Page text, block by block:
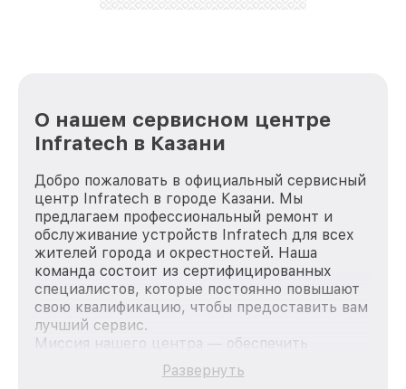
О нашем сервисном центре
Infratech в Казани
Добро пожаловать в официальный сервисный
центр Infratech в городе Казани. Мы
предлагаем профессиональный ремонт и
обслуживание устройств Infratech для всех
жителей города и окрестностей. Наша
команда состоит из сертифицированных
специалистов, которые постоянно повышают
свою квалификацию, чтобы предоставить вам
лучший сервис.
Миссия нашего центра — обеспечить
качественный и доступный ремонт для
каждого пользователя продукции Infratech,
Развернуть